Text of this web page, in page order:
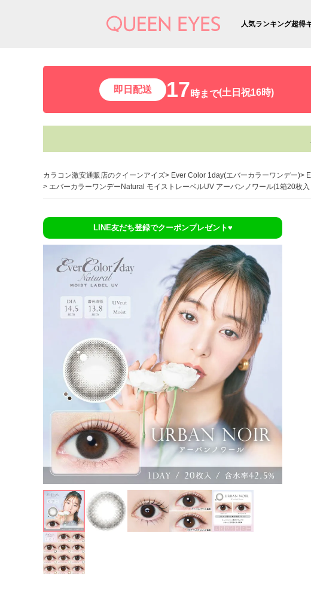
人気ランキング超得
即日配送 17時まで(土日祝16時)
カラコン激安通販店のクイーンアイズ Ever Color 1day(エバーカラーワンデー)
エバーカラーワンデーNatural モイストレーベルUV アーバンノワール(1箱20枚
LINE友だち登録でクーポンプレゼント♥